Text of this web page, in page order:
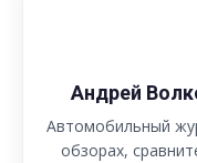
Андрей
Автомобильный
обзорах,